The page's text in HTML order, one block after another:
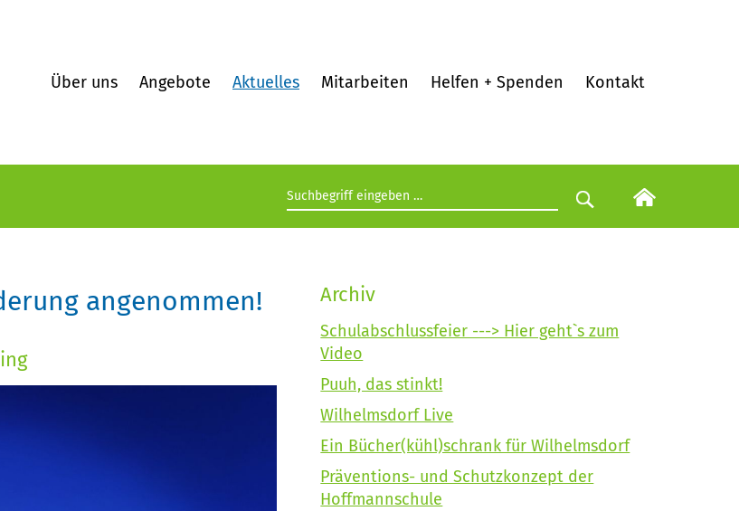
Über uns Angebote Aktuelles Mitarbeiten Helfen + Spenden Kontakt
Suchbegriff eingeben
Suche starten
angenommen! Archiv
Schulabschlussfeier ---> Hier geht`s zum
Video
Puuh, das stinkt!
Wilhelmsdorf Live
Ein Bücher(kühl)schrank für Wilhelmsdorf
Präventions- und Schutzkonzept der
Hoffmannschule